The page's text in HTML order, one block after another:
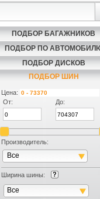
ПОДБОР БАГАЖНИКОВ
ПОДБОР ПО
ПОДБОР ДИСКОВ
ПОДБОР ШИН
Цена:
От:
До:
Производитель:
Все
Ширина шины:
Все